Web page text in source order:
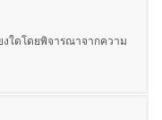
งใดโดยพิจารณาจากความ